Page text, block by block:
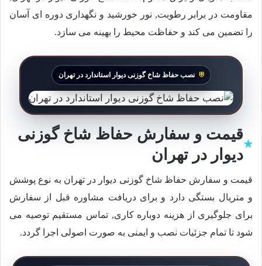
مقاومت در برابر رطوبت, نور خورشید و نگهداری دوره ای آسان
را تضمین می کند و حفاظت محیط را بهینه می سازد.
نصب حفاظ شاخ گوزنی دیوار استاندارد در تهران
قیمت و سفارش حفاظ شاخ گوزنی
دیوار در تهران
قیمت و سفارش حفاظ شاخ گوزنی دیوار در تهران به نوع پوشش
و متریال بستگی دارد و برای دریافت مشاوره قبل از سفارش
برای جلوگیری از هزینه دوباره کاری, تماس مستقیم توصیه می
شود تا تمام جزئیات نصب و ایمنی به صورت اصولی اجرا گردد.